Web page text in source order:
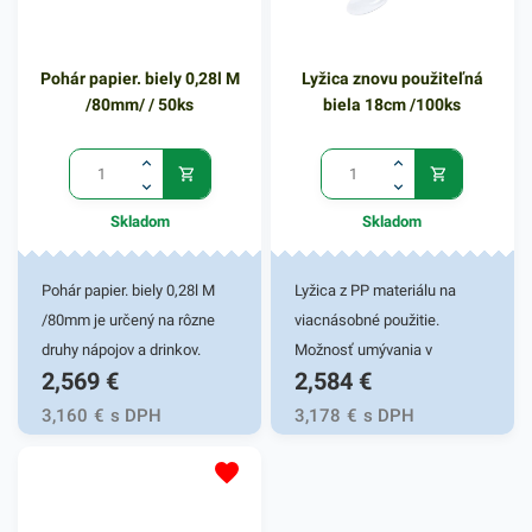
odtrhávacieRozmer:
30+18x55cmFarba: modrá
spoľahlivý prenos rôznych
nápojov bez rozliatia.
jednoduché používanie.
Výhodné balenie obsahuje
50 kusov bielych
papierových pohárikov. V
našej ponuke nájdete ďalšie
podobné produkty, ktoré vás
zaručene oslovia.
Pohár papier. biely 0,28l M
/80mm/ / 50ks
Skladom
Pohár papier. biely 0,28l M
/80mm je určený na rôzne
druhy nápojov a drinkov.
Poháre sú vyrobené zo
špeciálneho papiera, vďaka
čomu majú vysokú odolnosť
2,569 €
3,160 € s DPH
Lyžica znovu použiteľná
biela 18cm /100ks
Skladom
Lyžica z PP materiálu na
viacnásobné použitie.
Možnosť umývania v
umývačke. Dĺžka 18cm,
100ks v balení.
2,584 €
3,178 € s DPH